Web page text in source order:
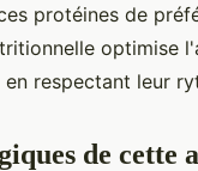
protéines de
optimise
respectant leur
de cette